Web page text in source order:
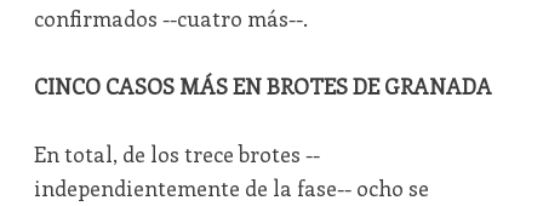
confirmados --cuatro más--.
CINCO CASOS MÁS EN BROTES DE GRANADA
En total, de los trece brotes --
independientemente de la fase-- ocho se